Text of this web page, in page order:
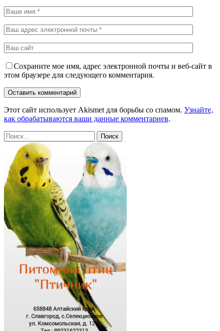
Сохраните мое имя, адрес электронной почты и веб-сайт в
этом браузере для следующего комментария.
Этот сайт использует Akismet для борьбы со спамом. Узнайте,
как обрабатываются ваши данные комментариев.